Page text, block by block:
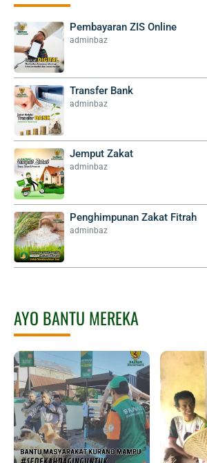
Pembayaran ZIS Online
adminbaz
Transfer Bank
adminbaz
Jemput Zakat
adminbaz
Penghimpunan Zakat Fitrah
adminbaz
AYO BANTU MEREKA